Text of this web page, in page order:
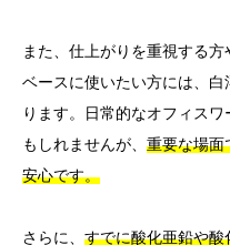
また、仕上がりを重視する
ベースに使いたい方には、
ります。日常的なオフィス
もしれませんが、 重要な場面
安心です。
さらに、 すでに酸化亜鉛や